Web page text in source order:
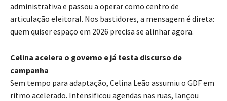
administrativa e passou a operar como centro de
articulação eleitoral. Nos bastidores, a mensagem é direta:
quem quiser espaço em 2026 precisa se alinhar agora.
Celina acelera o governo e já testa discurso de
campanha
Sem tempo para adaptação, Celina Leão assumiu o GDF em
ritmo acelerado. Intensificou agendas nas ruas, lançou